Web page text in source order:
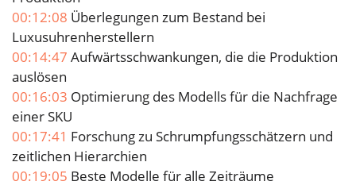
00:12:08 Überlegungen zum Bestand bei
Luxusuhrenherstellern
00:14:47 Aufwärtsschwankungen, die die Produktion
auslösen
00:16:03 Optimierung des Modells für die Nachfrage
einer SKU
00:17:41 Forschung zu Schrumpfungsschätzern und
zeitlichen Hierarchien
00:19:05 Beste Modelle für alle Zeiträume